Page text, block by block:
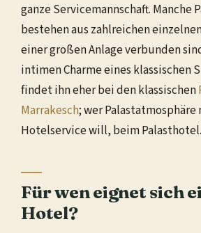
ganze Servicemannschaft. Manche
bestehen aus zahlreichen
einer großen Anlage verbunden
intimen Charme eines klassischen
findet ihn eher bei den klassischen
Marrakesch; wer
Hotelservice will, beim Palasthotel.
Für wen eignet sich
Hotel?